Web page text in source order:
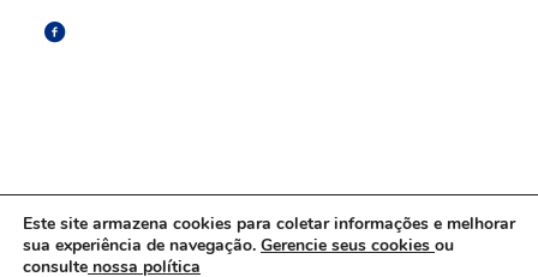
Este site armazena cookies para coletar informações e melhorar
sua experiência de navegação. Gerencie seus cookies ou
consulte nossa política